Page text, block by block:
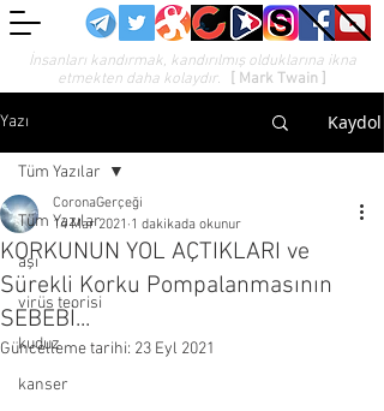
İnsanları kandırmak, kandırılmış olduklarına ikna
etmekten daha kolaydır.
[ Mark Twain ]
Yazı Kaydol
Tüm Yazılar
aşı
virüs teorisi
kuduz
kanser
Tüm Yazılar
KORKUNUN YOL AÇTIKLARI ve
Sürekli Korku Pompalanmasının
SEBEBİ...
CoronaGerçeği
14 Mar 2021 1 dakikada okunur
Güncelleme tarihi: 23 Eyl 2021